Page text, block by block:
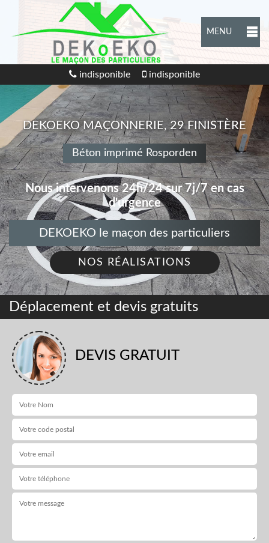
MENU
indisponible indisponible
DEKOEKO MAÇONNERIE, 29 FINISTÈRE
Béton imprimé Rosporden
Nous intervenons 24h/24 sur 7j/7 en cas
d'urgence
DEKOEKO le maçon des particuliers
NOS RÉALISATIONS
Déplacement et devis gratuits
DEVIS GRATUIT